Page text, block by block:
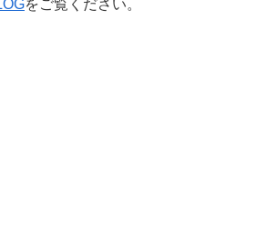
をご覧ください。